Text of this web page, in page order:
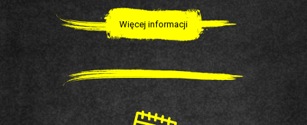
Więcej informacji